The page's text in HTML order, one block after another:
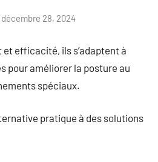
décembre 28, 2024
efficacité, ils s’adaptent à
pour améliorer la posture au
spéciaux.
pratique à des solutions